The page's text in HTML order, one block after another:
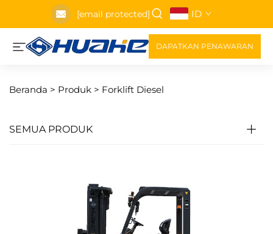
[email protected] ID
DAPATKAN PENAWARAN
Beranda > Produk > Forklift Diesel
SEMUA PRODUK